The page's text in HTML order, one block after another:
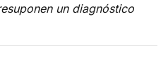
un diagnóstico